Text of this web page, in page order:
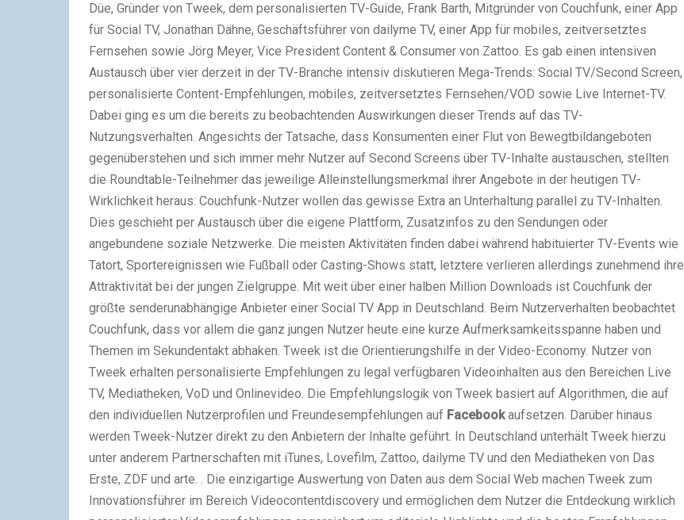
Düe, Gründer von Tweek, dem personalisierten TV-Guide, Frank Barth, Mitgründer von Couchfunk, einer App
für Social TV, Jonathan Dähne, Geschäftsführer von dailyme TV, einer App für mobiles, zeitversetztes
Fernsehen sowie Jörg Meyer, Vice President Content & Consumer von Zattoo. Es gab einen intensiven
Austausch über vier derzeit in der TV-Branche intensiv diskutieren Mega-Trends: Social TV/Second Screen,
personalisierte Content-Empfehlungen, mobiles, zeitversetztes Fernsehen/VOD sowie Live Internet-TV.
Dabei ging es um die bereits zu beobachtenden Auswirkungen dieser Trends auf das TV-
Nutzungsverhalten. Angesichts der Tatsache, dass Konsumenten einer Flut von Bewegtbildangeboten
gegenüberstehen und sich immer mehr Nutzer auf Second Screens über TV-Inhalte austauschen, stellten
die Roundtable-Teilnehmer das jeweilige Alleinstellungsmerkmal ihrer Angebote in der heutigen TV-
Wirklichkeit heraus: Couchfunk-Nutzer wollen das gewisse Extra an Unterhaltung parallel zu TV-Inhalten.
Dies geschieht per Austausch über die eigene Plattform, Zusatzinfos zu den Sendungen oder
angebundene soziale Netzwerke. Die meisten Aktivitäten finden dabei während habituierter TV-Events wie
Tatort, Sportereignissen wie Fußball oder Casting-Shows statt, letztere verlieren allerdings zunehmend ihre
Attraktivität bei der jungen Zielgruppe. Mit weit über einer halben Million Downloads ist Couchfunk der
größte senderunabhängige Anbieter einer Social TV App in Deutschland. Beim Nutzerverhalten beobachtet
Couchfunk, dass vor allem die ganz jungen Nutzer heute eine kurze Aufmerksamkeitsspanne haben und
Themen im Sekundentakt abhaken. Tweek ist die Orientierungshilfe in der Video-Economy. Nutzer von
Tweek erhalten personalisierte Empfehlungen zu legal verfügbaren Videoinhalten aus den Bereichen Live
TV, Mediatheken, VoD und Onlinevideo. Die Empfehlungslogik von Tweek basiert auf Algorithmen, die auf
den individuellen Nutzerprofilen und Freundesempfehlungen auf Facebookaufsetzen. Darüber hinaus
werden Tweek-Nutzer direkt zu den Anbietern der Inhalte geführt. In Deutschland unterhält Tweek hierzu
unter anderem Partnerschaften mit iTunes, Lovefilm, Zattoo, dailyme TV und den Mediatheken von Das
Erste, ZDF und arte. . Die einzigartige Auswertung von Daten aus dem Social Web machen Tweek zum
Innovationsführer im Bereich Videocontentdiscovery und ermöglichen dem Nutzer die Entdeckung wirklich